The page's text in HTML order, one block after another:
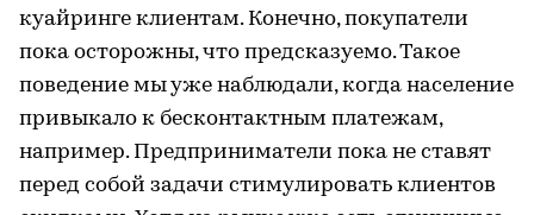
куайринге клиентам. Конечно, покупатели
пока осторожны, что предсказуемо. Такое
поведение мы уже наблюдали, когда население
привыкало к бесконтактным платежам,
например. Предприниматели пока не ставят
перед собой задачи стимулировать клиентов